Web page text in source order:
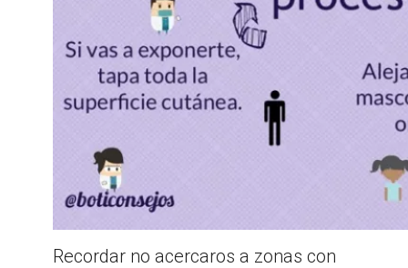
Recordar no acercaros a zonas con